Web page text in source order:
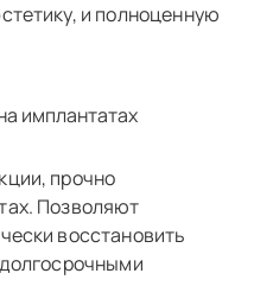
и полноценную
имплантатах
прочно
Позволяют
восстановить